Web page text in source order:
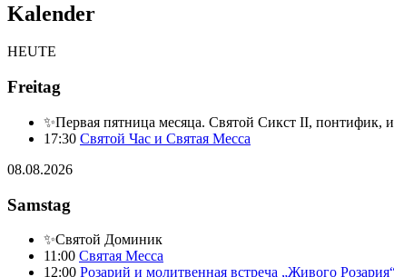
Kalender
HEUTE
Freitag
✨Первая пятница месяца. Святой Сикст II, понтифик,
17:30 Святой Час и Святая Месса
08.08.2026
Samstag
✨Святой Доминик
11:00 Святая Месса
12:00 Розарий и молитвенная встреча „Живого